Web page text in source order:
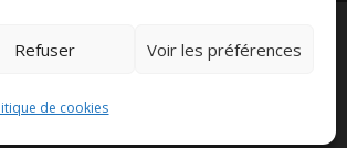
Refuser Voir les préférences
de cookies